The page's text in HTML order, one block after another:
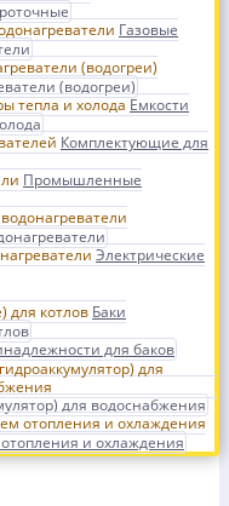
Газовые
(водогреи)
Емкости
Комплектующие для
Промышленные
Электрические
Баки
для баков
для водоснабжения
и охлаждения